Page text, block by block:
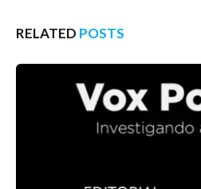
RELATED POSTS